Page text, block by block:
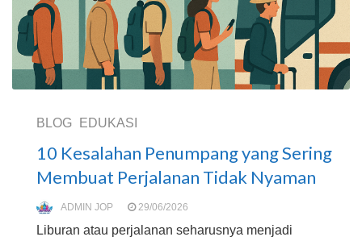
BLOG EDUKASI
10 Kesalahan Penumpang yang Sering
Membuat Perjalanan Tidak Nyaman
ADMIN JOP 29/06/2026
Liburan atau perjalanan seharusnya menjadi